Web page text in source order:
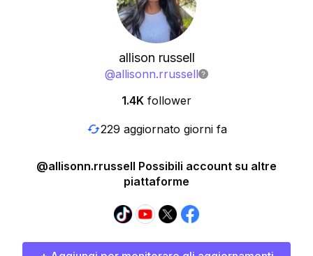
allison russell
@allisonn.rrussell
1.4K follower
229 aggiornato giorni fa
@allisonn.rrussell Possibili account su altre
piattaforme